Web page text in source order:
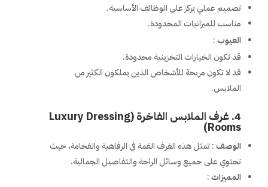
تصميم عملي يركز على الوظائف الأساسية.
مناسب للميزانيات المحدودة.
العيوب:
قد تكون الخيارات التخزينية محدودة.
قد لا تكون مريحة للأشخاص الذين يملكون الكثير من
الملابس.
4. غرف الملابس الفاخرة (Luxury Dressing
Rooms)
الوصف: تمثل هذه الغرف القمة في الرفاهية والفخامة، حيث
تحتوي على جميع وسائل الراحة والتفاصيل الجمالية.
المميزات: